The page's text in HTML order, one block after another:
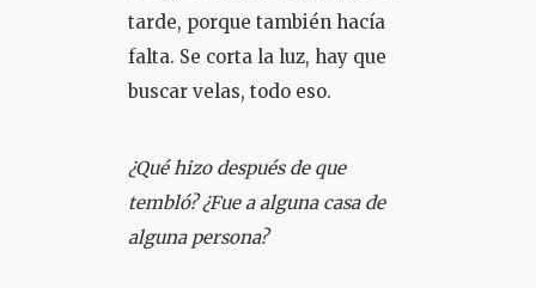
tarde, porque también hacía
falta. Se corta la luz, hay que
buscar velas, todo eso.
¿Qué hizo después de que
tembló? ¿Fue a alguna casa de
alguna persona?